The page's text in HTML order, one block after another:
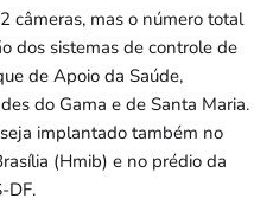
câmeras, mas o número total
dos sistemas de controle de
de Apoio da Saúde,
do Gama e de Santa Maria.
implantado também no
(Hmib) e no prédio da
DF.